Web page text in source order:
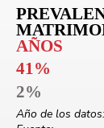
AÑOS
41%
2%
Año de los datos: